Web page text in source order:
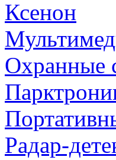
Ксенон
Охранные
Радар-